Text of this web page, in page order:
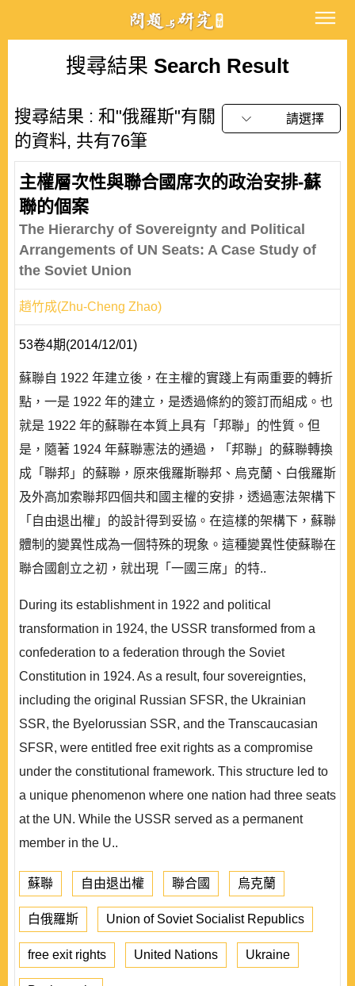
搜尋結果 Search Result
搜尋結果 : 和"俄羅斯"有關
的資料, 共有76筆
請選擇
主權層次性與聯合國席次的政治安排-蘇
聯的個案
The Hierarchy of Sovereignty and Political
Arrangements of UN Seats: A Case Study of
the Soviet Union
趙竹成(Zhu-Cheng Zhao)
53卷4期(2014/12/01)
蘇聯自 1922 年建立後，在主權的實踐上有兩重要的轉折
點，一是 1922 年的建立，是透過條約的簽訂而組成。也
就是 1922 年的蘇聯在本質上具有「邦聯」的性質。但
是，隨著 1924 年蘇聯憲法的通過，「邦聯」的蘇聯轉換
成「聯邦」的蘇聯，原來俄羅斯聯邦、烏克蘭、白俄羅斯
及外高加索聯邦四個共和國主權的安排，透過憲法架構下
「自由退出權」的設計得到妥協。在這樣的架構下，蘇聯
體制的變異性成為一個特殊的現象。這種變異性使蘇聯在
聯合國創立之初，就出現「一國三席」的特..
During its establishment in 1922 and political
transformation in 1924, the USSR transformed from a
confederation to a federation through the Soviet
Constitution in 1924. As a result, four sovereignties,
including the original Russian SFSR, the Ukrainian
SSR, the Byelorussian SSR, and the Transcaucasian
SFSR, were entitled free exit rights as a compromise
under the constitutional framework. This structure led to
a unique phenomenon where one nation had three seats
at the UN. While the USSR served as a permanent
member in the U..
蘇聯 自由退出權 聯合國 烏克蘭
白俄羅斯 Union of Soviet Socialist Republics
free exit rights United Nations Ukraine